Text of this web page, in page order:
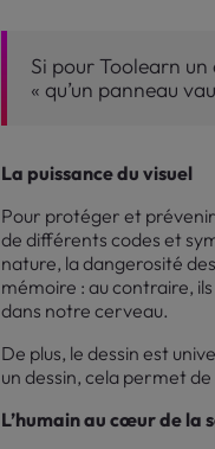
Si pour Toolearn
« qu’un panneau
La puissance du visuel
Pour protéger et
de différents codes et
nature, la dangerosité
mémoire : au contraire,
dans notre cerveau.
De plus, le dessin est
un dessin, cela permet
L’humain au cœur de la